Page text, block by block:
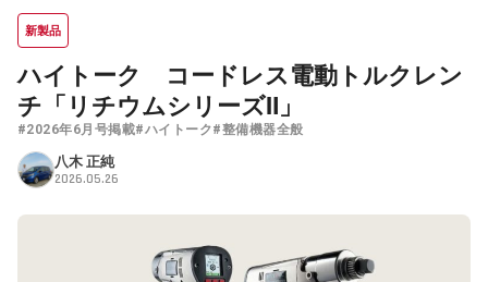
新製品
ハイトーク コードレス電動トルクレン
チ「リチウムシリーズⅡ」
#2026年6月号掲載#ハイトーク#整備機器全般
八木 正純
2026.05.26